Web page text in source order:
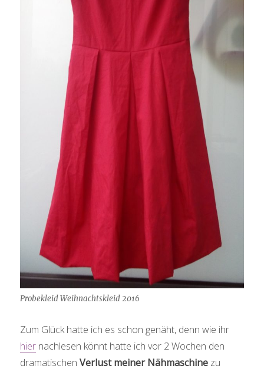
Probekleid Weihnachtskleid 2016
Zum Glück hatte ich es schon genäht, denn wie ihr
hier nachlesen könnt hatte ich vor 2 Wochen den
dramatischenVerlust meiner Nähmaschine zu